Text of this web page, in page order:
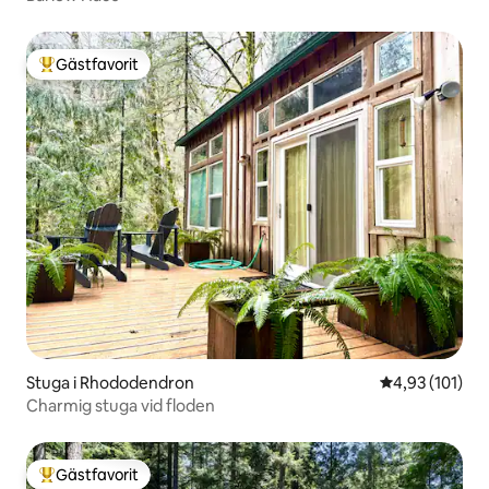
Populär gästfavorit
Gästfavorit
Stuga i Rhododendron 4,93 av 5 i
4,93 (101)
Charmig stuga vid floden
Populär gästfavorit
Gästfavorit